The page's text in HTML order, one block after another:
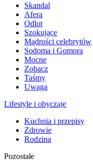
Skandal
Afera
Odlot
Szokujące
Mądrości celebrytów
Sodoma i Gomora
Mocne
Zobacz
Taśmy
Uwaga
Lifestyle i obyczaje
Kuchnia i przepisy
Zdrowie
Rodzina
Pozostałe